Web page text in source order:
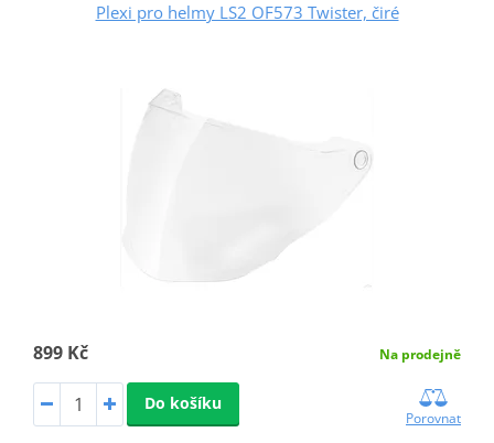
Plexi pro helmy LS2 OF573 Twister, čiré
899 Kč Na prodejně
Do košíku
Porovnat